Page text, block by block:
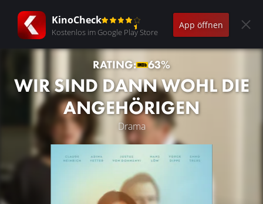
KinoCheck
Kostenlos im Google Play Store
App öffnen
RATING: 63%
WIR SIND DANN WOHL DIE
ANGEHÖRIGEN
Drama